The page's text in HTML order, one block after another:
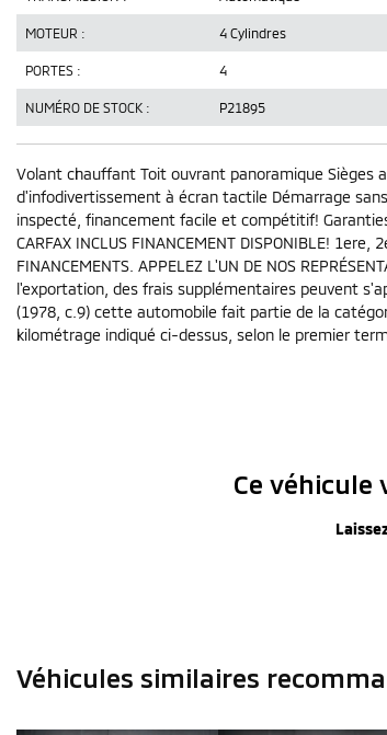
MOTEUR : 4 Cylindres
PORTES : 4
NUMÉRO DE STOCK : P21895
Volant chauffant Toit ouvrant panoramique Sièges
d'infodivertissement à écran tactile Démarrage
inspecté, financement facile et compétitif! Garanties
CARFAX INCLUS FINANCEMENT DISPONIBLE! 1ere,
FINANCEMENTS. APPELEZ L'UN DE NOS
l'exportation, des frais supplémentaires peuvent
(1978, c.9) cette automobile fait partie de la
kilométrage indiqué ci-dessus, selon le premier
Ce véhicule
Véhicules similaires